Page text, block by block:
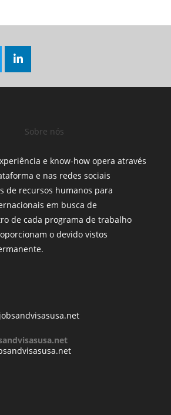
e know-how opera através
e nas redes sociais
de recursos humanos para
em busca de
de cada programa de trabalho
o devido vistos